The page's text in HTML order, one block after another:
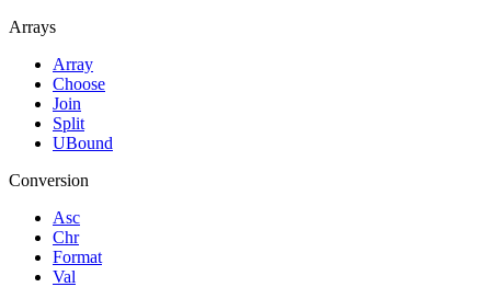
Arrays
Array
Choose
Join
Split
UBound
Conversion
Asc
Chr
Format
Val